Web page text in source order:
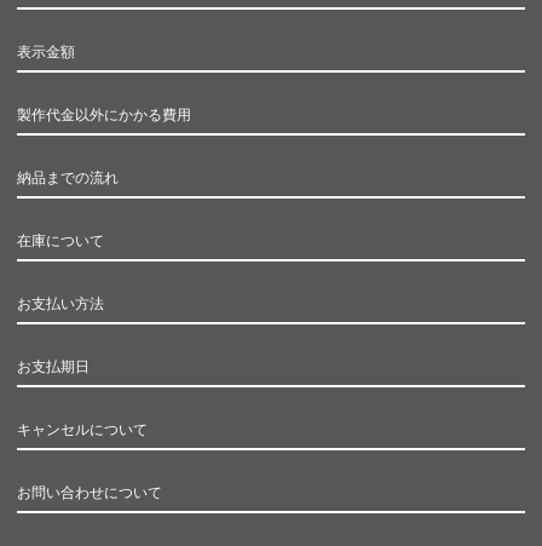
表示金額
製作代金以外にかかる費用
納品までの流れ
在庫について
お支払い方法
お支払期日
キャンセルについて
お問い合わせについて